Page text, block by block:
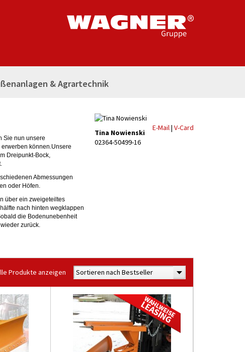
& Agrartechnik
Sie nun unsere
erwerben können.Unsere
Dreipunkt-Bock,
Abmessungen
oder Höfen.
über ein zweigeteiltes
nach hinten wegklappen
die Bodenunebenheit
zurück.
Tina Nowienski
02364-50499-16
E-Mail| V-Card
Sortieren nach Bestseller
Produkte anzeigen